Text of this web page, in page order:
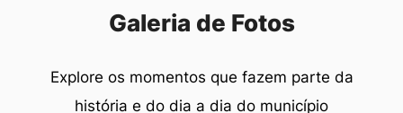
Seção Galeria de Fotos
Galeria de Fotos
Explore os momentos que fazem parte da
história e do dia a dia do município